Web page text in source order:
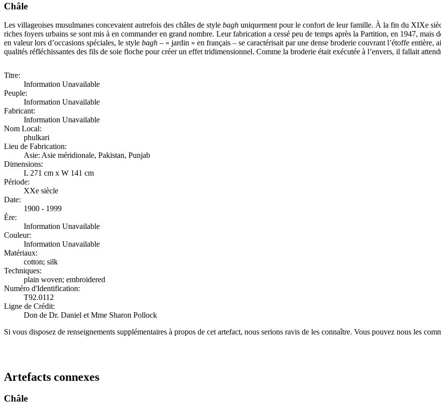
Châle
Les villageoises musulmanes concevaient autrefois des châles de style bagh uniquement pour le confort de leur famille. À la fin du XIXe
riches foyers urbains se sont mis à en commander en grand nombre. Leur fabrication a cessé peu de temps après la Partition, en 1947,
en valeur lors d’occasions spéciales, le style bagh – « jardin » en français – se caractérisait par une dense broderie couvrant l’étoffe
qualités réfléchissantes des fils de soie floche pour créer un effet tridimensionnel. Comme la broderie était exécutée à l’envers, il fallait
Titre:
Information Unavailable
Peuple:
Information Unavailable
Fabricant:
Information Unavailable
Nom Local:
phulkari
Lieu de Fabrication:
Asie: Asie méridionale, Pakistan, Punjab
Dimensions:
L 271 cm x W 141 cm
Période:
XXe siècle
Date:
1900 - 1999
Ère:
Information Unavailable
Couleur:
Information Unavailable
Matériaux:
cotton; silk
Techniques:
plain woven; embroidered
Numéro d'Identification:
T92.0112
Ligne de Crédit:
Don de Dr. Daniel et Mme Sharon Pollock
Si vous disposez de renseignements supplémentaires à propos de cet artefact, nous serions ravis de les connaître. Vous pouvez nous les
Artefacts connexes
Châle